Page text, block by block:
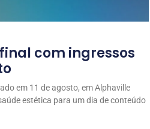
com ingressos
em 11 de agosto, em Alphaville
estética para um dia de conteúdo